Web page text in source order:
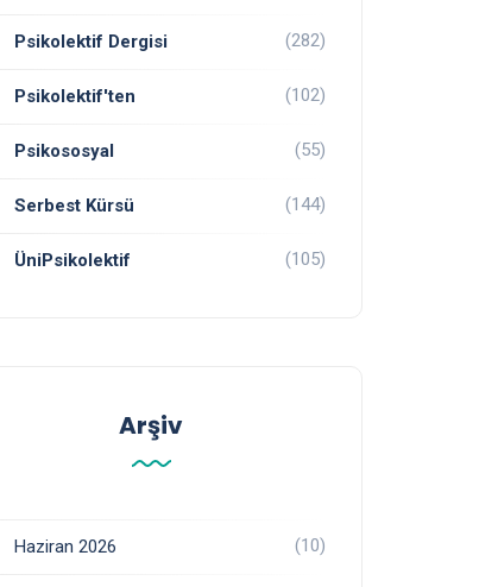
Psikolektif Dergisi (282)
Psikolektif'ten (102)
Psikososyal (55)
Serbest Kürsü (144)
ÜniPsikolektif (105)
Arşiv
Haziran 2026 (10)